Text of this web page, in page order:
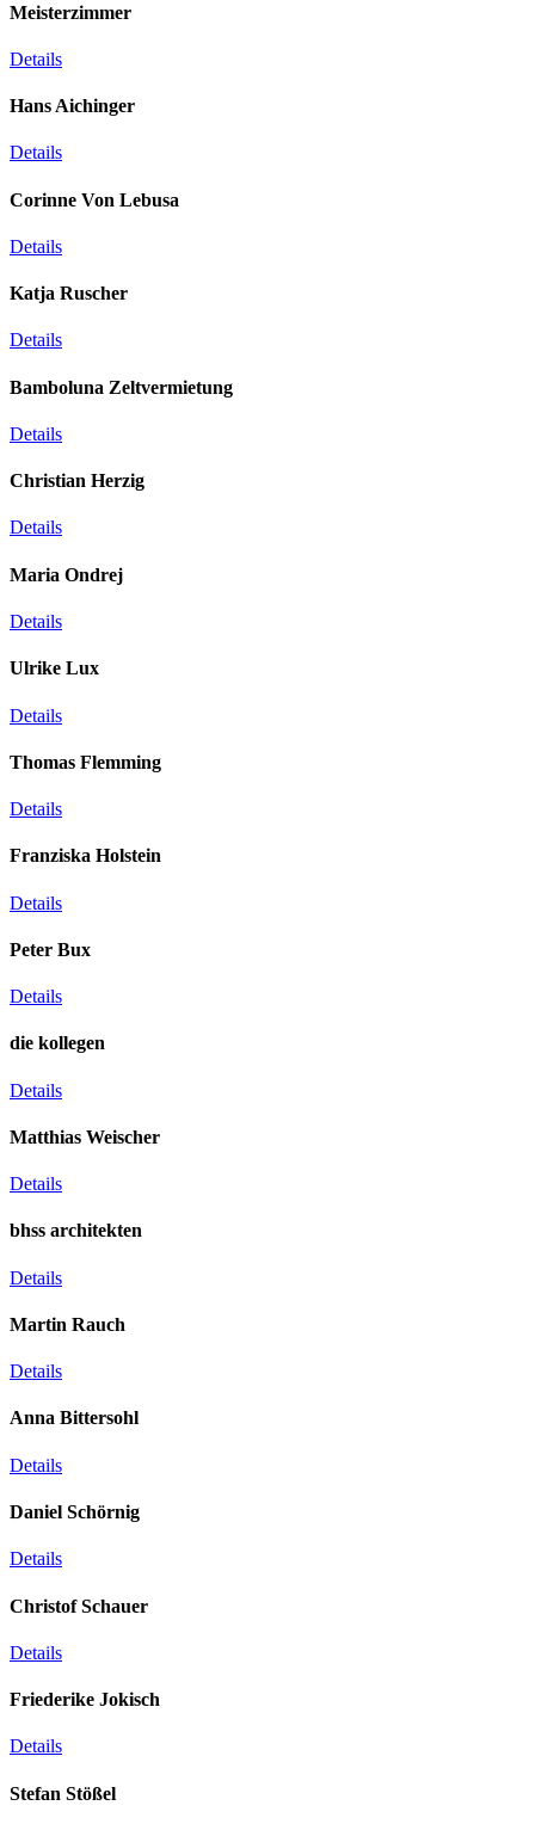
Meisterzimmer
Details
Hans Aichinger
Details
Corinne Von Lebusa
Details
Katja Ruscher
Details
Bamboluna Zeltvermietung
Details
Christian Herzig
Details
Maria Ondrej
Details
Ulrike Lux
Details
Thomas Flemming
Details
Franziska Holstein
Details
Peter Bux
Details
die kollegen
Details
Matthias Weischer
Details
bhss architekten
Details
Martin Rauch
Details
Anna Bittersohl
Details
Daniel Schörnig
Details
Christof Schauer
Details
Friederike Jokisch
Details
Stefan Stößel